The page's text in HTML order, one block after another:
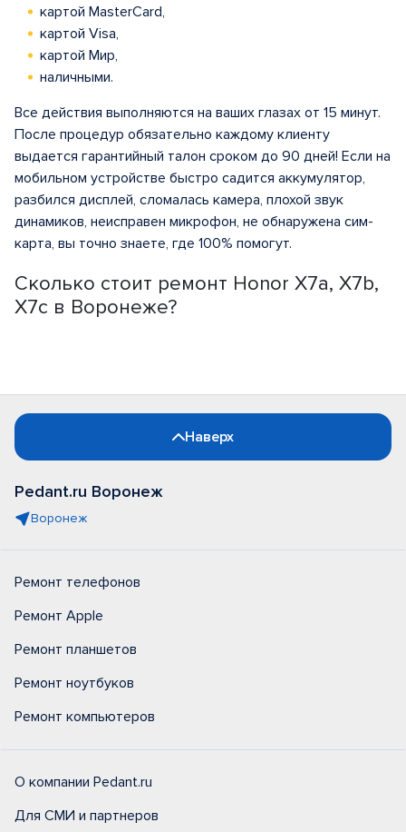
Сколько стоит ремонт Honor X7a, X7b,
X7c в Воронеже?
картой MasterCard,
картой Visa,
картой Мир,
наличными.
Все действия выполняются на ваших глазах от 15 минут.
После процедур обязательно каждому клиенту
выдается гарантийный талон сроком до 90 дней! Если на
мобильном устройстве быстро садится аккумулятор,
разбился дисплей, сломалась камера, плохой звук
динамиков, неисправен микрофон, не обнаружена сим-
карта, вы точно знаете, где 100% помогут.
Наверх
Pedant.ru Воронеж
Воронеж
Ремонт телефонов
Ремонт Apple
Ремонт планшетов
Ремонт ноутбуков
Ремонт компьютеров
О компании Pedant.ru
Для СМИ и партнеров